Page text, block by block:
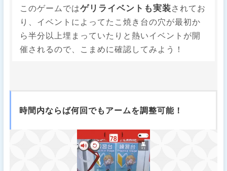
このゲームではゲリライベントも実装されてお
り、イベントによってたこ焼き台の穴が最初か
ら半分以上埋まっていたりと熱いイベントが開
催されるので、こまめに確認してみよう！
時間内ならば何回でもアームを調整可能！